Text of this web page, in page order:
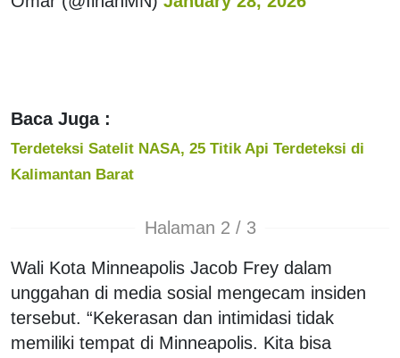
Baca Juga :
Terdeteksi Satelit NASA, 25 Titik Api Terdeteksi di
Kalimantan Barat
Halaman 2 / 3
Wali Kota Minneapolis Jacob Frey dalam
unggahan di media sosial mengecam insiden
tersebut. “Kekerasan dan intimidasi tidak
memiliki tempat di Minneapolis. Kita bisa